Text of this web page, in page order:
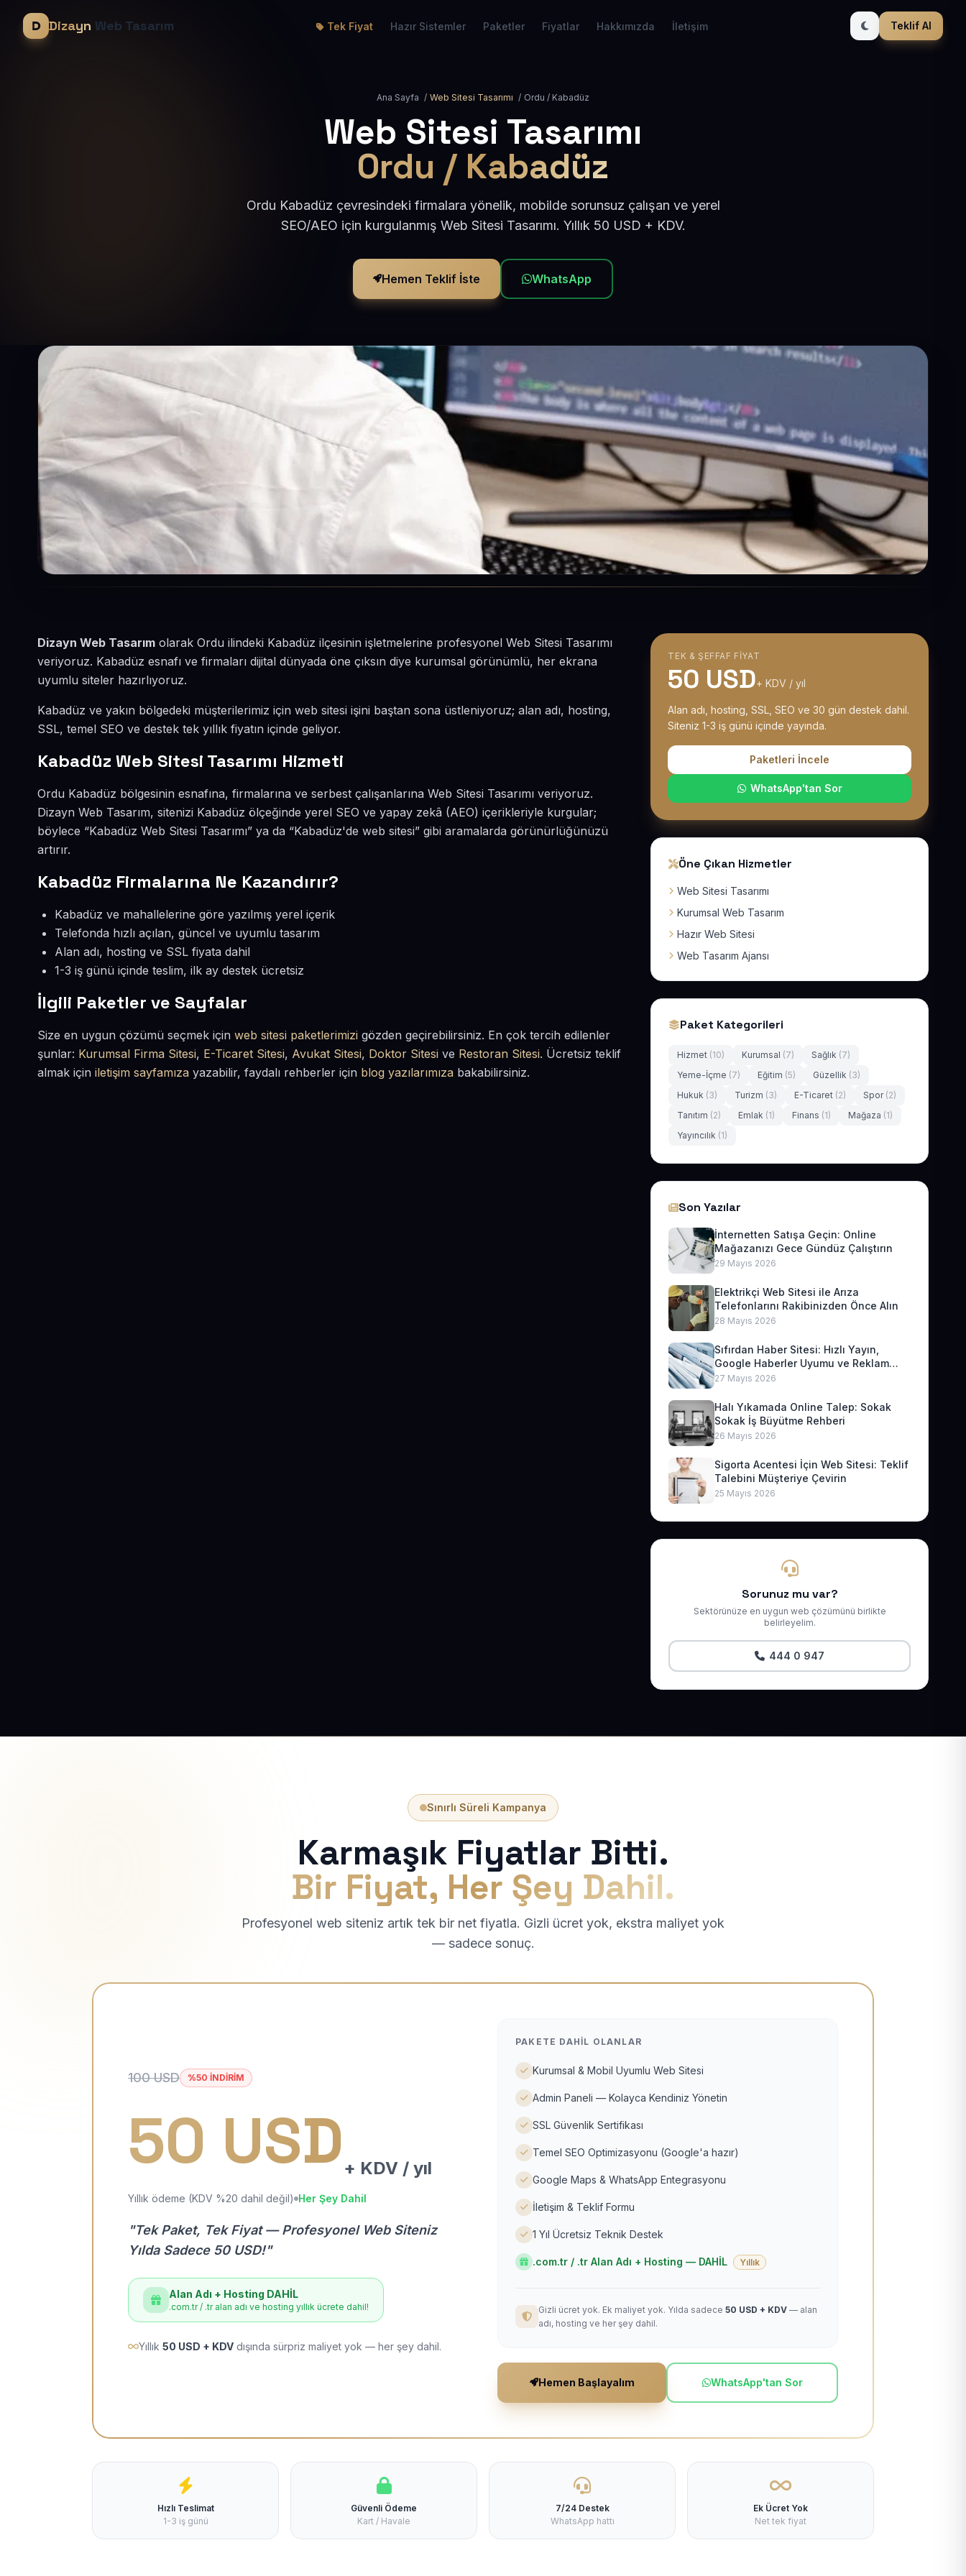
Dizayn Web Tasarım Tek Fiyat Hazır Sistemler Paketler Fiyatlar Hakkımızda İletişim Teklif Al
Ana Sayfa / Web Sitesi Tasarımı / Ordu / Kabadüz
Web Sitesi Tasarımı
Ordu / Kabadüz
Ordu Kabadüz çevresindeki firmalara yönelik, mobilde sorunsuz çalışan ve yerel
SEO/AEO için kurgulanmış Web Sitesi Tasarımı. Yıllık 50 USD + KDV.
Hemen Teklif İste WhatsApp
Dizayn Web Tasarım olarak Ordu ilindeki Kabadüz ilçesinin işletmelerine profesyonel Web Sitesi Tasarımı
veriyoruz. Kabadüz esnafı ve firmaları dijital dünyada öne çıksın diye kurumsal görünümlü, her ekrana
uyumlu siteler hazırlıyoruz.
Kabadüz ve yakın bölgedeki müşterilerimiz için web sitesi işini baştan sona üstleniyoruz; alan adı, hosting,
SSL, temel SEO ve destek tek yıllık fiyatın içinde geliyor.
Kabadüz Web Sitesi Tasarımı Hizmeti
Ordu Kabadüz bölgesinin esnafına, firmalarına ve serbest çalışanlarına Web Sitesi Tasarımı veriyoruz.
Dizayn Web Tasarım, sitenizi Kabadüz ölçeğinde yerel SEO ve yapay zekâ (AEO) içerikleriyle kurgular;
böylece “Kabadüz Web Sitesi Tasarımı” ya da “Kabadüz'de web sitesi” gibi aramalarda görünürlüğünüzü
artırır.
Kabadüz Firmalarına Ne Kazandırır?
Kabadüz ve mahallelerine göre yazılmış yerel içerik
Telefonda hızlı açılan, güncel ve uyumlu tasarım
Alan adı, hosting ve SSL fiyata dahil
1-3 iş günü içinde teslim, ilk ay destek ücretsiz
İlgili Paketler ve Sayfalar
Size en uygun çözümü seçmek için web sitesi paketlerimizi gözden geçirebilirsiniz. En çok tercih edilenler
şunlar: Kurumsal Firma Sitesi, E-Ticaret Sitesi, Avukat Sitesi, Doktor Sitesi ve Restoran Sitesi. Ücretsiz teklif
almak için iletişim sayfamıza yazabilir, faydalı rehberler için blog yazılarımıza bakabilirsiniz.
TEK & ŞEFFAF FIYAT
50 USD+ KDV / yıl
Alan adı, hosting, SSL, SEO ve 30 gün destek dahil.
Siteniz 1-3 iş günü içinde yayında.
Paketleri İncele
WhatsApp'tan Sor
Öne Çıkan Hizmetler
Web Sitesi Tasarımı
Kurumsal Web Tasarım
Hazır Web Sitesi
Web Tasarım Ajansı
Paket Kategorileri
Hizmet (10) Kurumsal (7) Sağlık (7)
Yeme-İçme (7) Eğitim (5) Güzellik (3)
Hukuk (3) Turizm (3) E-Ticaret (2) Spor (2)
Tanıtım (2) Emlak (1) Finans (1) Mağaza (1)
Yayıncılık (1)
Son Yazılar
İnternetten Satışa Geçin: Online
Mağazanızı Gece Gündüz Çalıştırın
29 Mayıs 2026
Elektrikçi Web Sitesi ile Arıza
Telefonlarını Rakibinizden Önce Alın
28 Mayıs 2026
Sıfırdan Haber Sitesi: Hızlı Yayın,
Google Haberler Uyumu ve Reklam
Geliri
27 Mayıs 2026
Halı Yıkamada Online Talep: Sokak
Sokak İş Büyütme Rehberi
26 Mayıs 2026
Sigorta Acentesi İçin Web Sitesi: Teklif
Talebini Müşteriye Çevirin
25 Mayıs 2026
Sorunuz mu var?
Sektörünüze en uygun web çözümünü birlikte
belirleyelim.
444 0 947
Sınırlı Süreli Kampanya
Karmaşık Fiyatlar Bitti.
Bir Fiyat, Her Şey Dahil.
Profesyonel web siteniz artık tek bir net fiyatla. Gizli ücret yok, ekstra maliyet yok
— sadece sonuç.
100 USD %50 İNDİRİM
50 USD + KDV / yıl
Yıllık ödeme (KDV %20 dahil değil) Her Şey Dahil
"Tek Paket, Tek Fiyat — Profesyonel Web Siteniz
Yılda Sadece 50 USD!"
Alan Adı + Hosting DAHİL
.com.tr / .tr alan adı ve hosting yıllık ücrete dahil!
Yıllık 50 USD + KDV dışında sürpriz maliyet yok — her şey dahil.
PAKETE DAHIL OLANLAR
Kurumsal & Mobil Uyumlu Web Sitesi
Admin Paneli — Kolayca Kendiniz Yönetin
SSL Güvenlik Sertifikası
Temel SEO Optimizasyonu (Google'a hazır)
Google Maps & WhatsApp Entegrasyonu
İletişim & Teklif Formu
1 Yıl Ücretsiz Teknik Destek
.com.tr / .tr Alan Adı + Hosting — DAHİL Yıllık
Gizli ücret yok. Ek maliyet yok. Yılda sadece 50 USD + KDV — alan
adı, hosting ve her şey dahil.
Hemen Başlayalım WhatsApp'tan Sor
Hızlı Teslimat
1-3 iş günü
Güvenli Ödeme
Kart / Havale
7/24 Destek
WhatsApp hattı
Ek Ücret Yok
Net tek fiyat